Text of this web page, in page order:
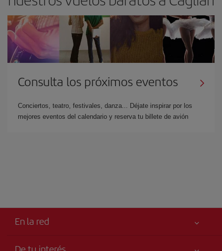
Consulta los próximos eventos
Conciertos, teatro, festivales, danza... Déjate inspirar por los
mejores eventos del calendario y reserva tu billete de avión
En la red